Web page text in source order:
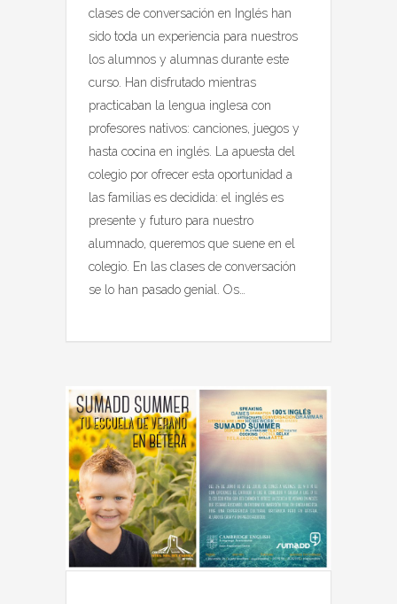
clases de conversación en Inglés han
sido toda un experiencia para nuestros
los alumnos y alumnas durante este
curso. Han disfrutado mientras
practicaban la lengua inglesa con
profesores nativos: canciones, juegos y
hasta cocina en inglés. La apuesta del
colegio por ofrecer esta oportunidad a
las familias es decidida: el inglés es
presente y futuro para nuestro
alumnado, queremos que suene en el
colegio. En las clases de conversación
se lo han pasado genial. Os…